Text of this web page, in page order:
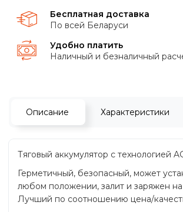
Бесплатная доставка
По всей Беларуси
Удобно платить
Наличный и безналичный
Описание Характеристики
Тяговый аккумулятор с технологией
Герметичный, безопасный, может
любом положении, залит и заряжен на
Лучший по соотношению цена/